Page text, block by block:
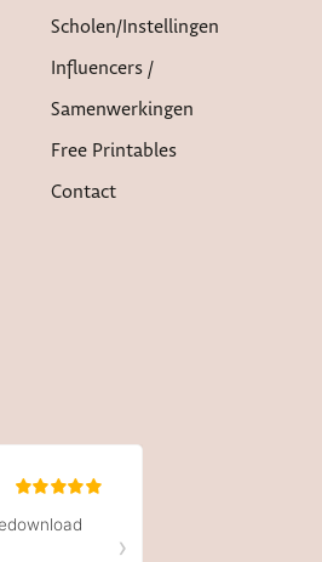
Scholen/instellingen
Influencers /
Samenwerkingen
Free Printables
Contact